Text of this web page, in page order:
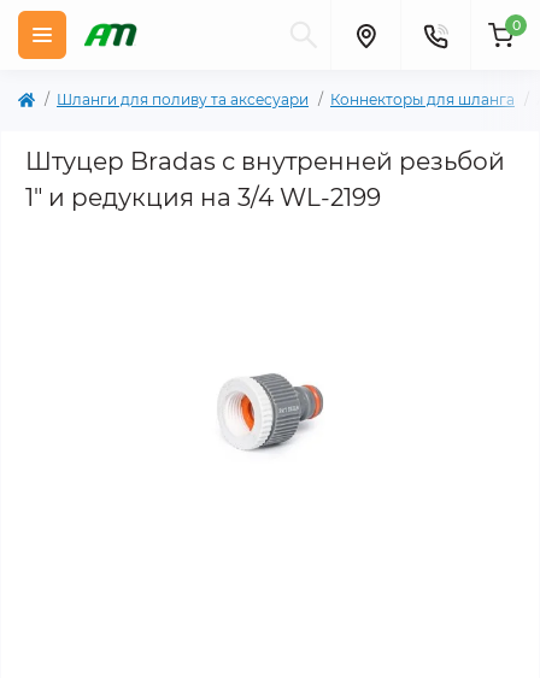
0
Шланги для поливу та аксесуари Коннекторы для шланга
Штуцер Bradas с внутренней резьбой
1" и редукция на 3/4 WL-2199